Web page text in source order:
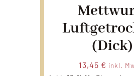
(dick)
13,45 € inkl.